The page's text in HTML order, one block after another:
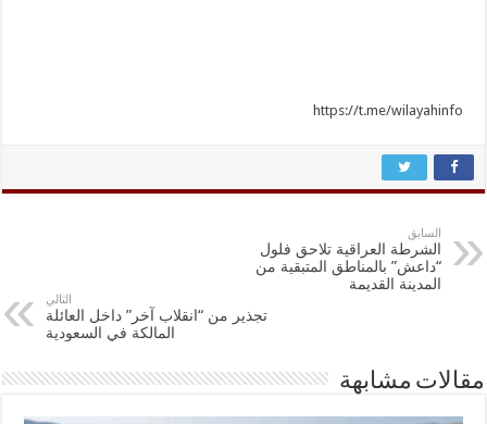
https://t.me/wilayahinfo
السابق
الشرطة العراقية تلاحق فلول
“داعش” بالمناطق المتبقية من
المدينة القديمة
التالي
تجذير من “انقلاب آخر” داخل العائلة
المالكة في السعودية
مقالات مشابهة